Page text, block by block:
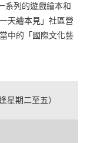
系列的遊戲繪本和
天繪本見」社區營
中的「國際文化藝
星期二至五）